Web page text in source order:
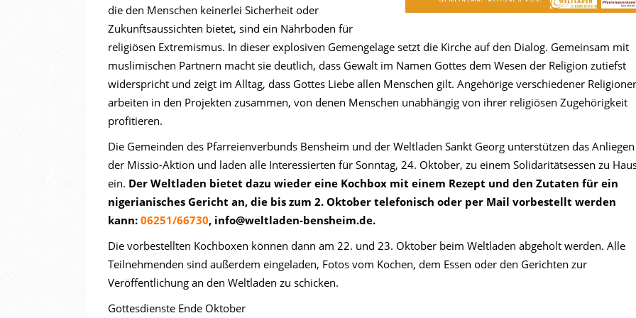
die den Menschen keinerlei Sicherheit oder
Zukunftsaussichten bietet, sind ein Nährboden für
religiösen Extremismus. In dieser explosiven Gemengelage setzt die Kirche auf den Dialog. Gemeinsam mit
muslimischen Partnern macht sie deutlich, dass Gewalt im Namen Gottes dem Wesen der Religion zutiefst
widerspricht und zeigt im Alltag, dass Gottes Liebe allen Menschen gilt. Angehörige verschiedener
arbeiten in den Projekten zusammen, von denen Menschen unabhängig von ihrer religiösen Zugehörigkeit
profitieren.
Die Gemeinden des Pfarreienverbunds Bensheim und der Weltladen Sankt Georg unterstützen das Anliegen
der Missio-Aktion und laden alle Interessierten für Sonntag, 24. Oktober, zu einem Solidaritätsessen zu
ein. Der Weltladen bietet dazu wieder eine Kochbox mit einem Rezept und den Zutaten für ein
nigerianisches Gericht an, die bis zum 2. Oktober telefonisch oder per Mail vorbestellt werden
kann: 06251/66730, info@weltladen-bensheim.de.
Die vorbestellten Kochboxen können dann am 22. und 23. Oktober beim Weltladen abgeholt werden. Alle
Teilnehmenden sind außerdem eingeladen, Fotos vom Kochen, dem Essen oder den Gerichten zur
Veröffentlichung an den Weltladen zu schicken.
Gottesdienste Ende Oktober